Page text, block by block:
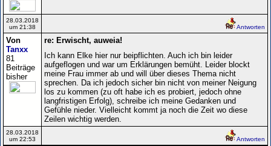
28.03.2018
um 21:38
Antworten
Von
Tanxx
81
Beiträge
bisher
re: Erwischt, auweia!
Ich kann Elke hier nur beipflichten. Auch ich bin leider
aufgeflogen und war um Erklärungen bemüht. Leider blockt
meine Frau immer ab und will über dieses Thema nicht
sprechen. Da ich jedoch sicher bin nicht von meiner Neigung
los zu kommen (zu oft habe ich es probiert, jedoch ohne
langfristigen Erfolg), schreibe ich meine Gedanken und
Gefühle nieder. Vielleicht kommt ja noch die Zeit wo diese
Zeilen wichtig werden.
28.03.2018
um 22:53
Antworten